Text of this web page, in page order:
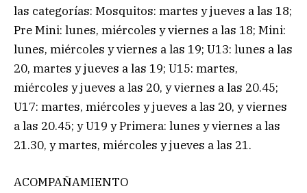
las categorías: Mosquitos: martes y jueves a las 18;
Pre Mini: lunes, miércoles y viernes a las 18; Mini:
lunes, miércoles y viernes a las 19; U13: lunes a las
20, martes y jueves a las 19; U15: martes,
miércoles y jueves a las 20, y viernes a las 20.45;
U17: martes, miércoles y jueves a las 20, y viernes
a las 20.45; y U19 y Primera: lunes y viernes a las
21.30, y martes, miércoles y jueves a las 21.
ACOMPAÑAMIENTO